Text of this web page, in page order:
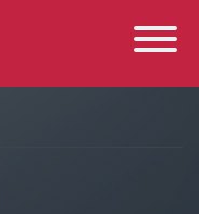
Toggle